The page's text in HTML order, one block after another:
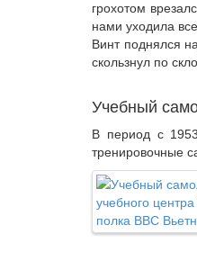
грохотом
нами уходила
Винт поднялся
скользнул по
Учебный
В период с
тренировочные